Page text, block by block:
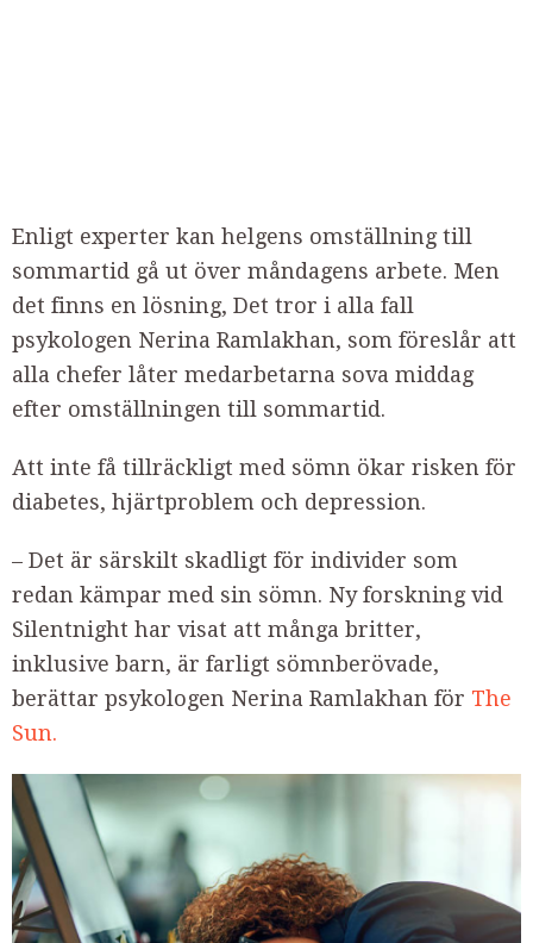
Enligt experter kan helgens omställning till
sommartid gå ut över måndagens arbete. Men
det finns en lösning, Det tror i alla fall
psykologen Nerina Ramlakhan, som föreslår att
alla chefer låter medarbetarna sova middag
efter omställningen till sommartid.
Att inte få tillräckligt med sömn ökar risken för
diabetes, hjärtproblem och depression.
– Det är särskilt skadligt för individer som
redan kämpar med sin sömn. Ny forskning vid
Silentnight har visat att många britter,
inklusive barn, är farligt sömnberövade,
berättar psykologen Nerina Ramlakhan för The
Sun.